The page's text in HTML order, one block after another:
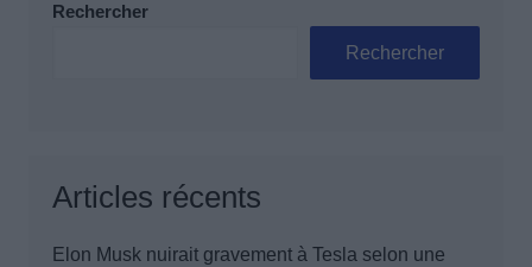
Rechercher
Rechercher
Articles récents
Elon Musk nuirait gravement à Tesla selon une